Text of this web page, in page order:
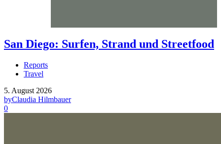
San Diego: Surfen, Strand und Streetfood
Reports
Travel
5. August 2026
byClaudia Hilmbauer
0